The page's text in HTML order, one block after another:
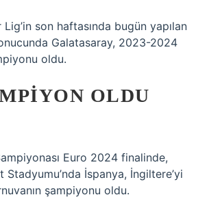
son haftasında bugün yapılan
Galatasaray, 2023-2024
oldu.
OLDU
Euro 2024 finalinde,
Stadyumu’nda İspanya, İngiltere’yi
şampiyonu oldu.